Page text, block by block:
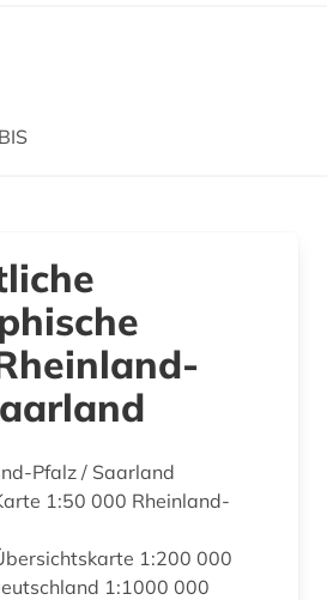
Pfalz / Saarland
1:50 000 Rheinland-
1:200 000
1:1000 000